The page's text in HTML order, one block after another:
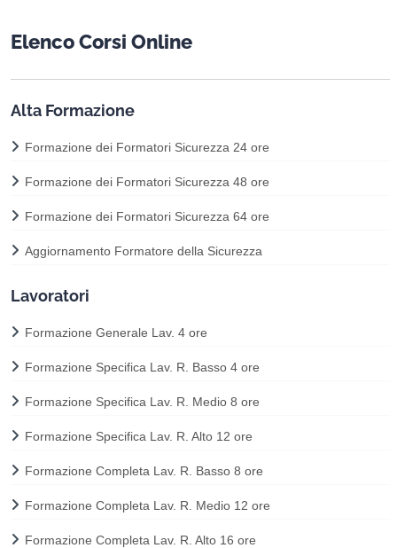
Elenco Corsi Online
Alta Formazione
Formazione dei Formatori Sicurezza 24 ore
Formazione dei Formatori Sicurezza 48 ore
Formazione dei Formatori Sicurezza 64 ore
Aggiornamento Formatore della Sicurezza
Lavoratori
Formazione Generale Lav. 4 ore
Formazione Specifica Lav. R. Basso 4 ore
Formazione Specifica Lav. R. Medio 8 ore
Formazione Specifica Lav. R. Alto 12 ore
Formazione Completa Lav. R. Basso 8 ore
Formazione Completa Lav. R. Medio 12 ore
Formazione Completa Lav. R. Alto 16 ore